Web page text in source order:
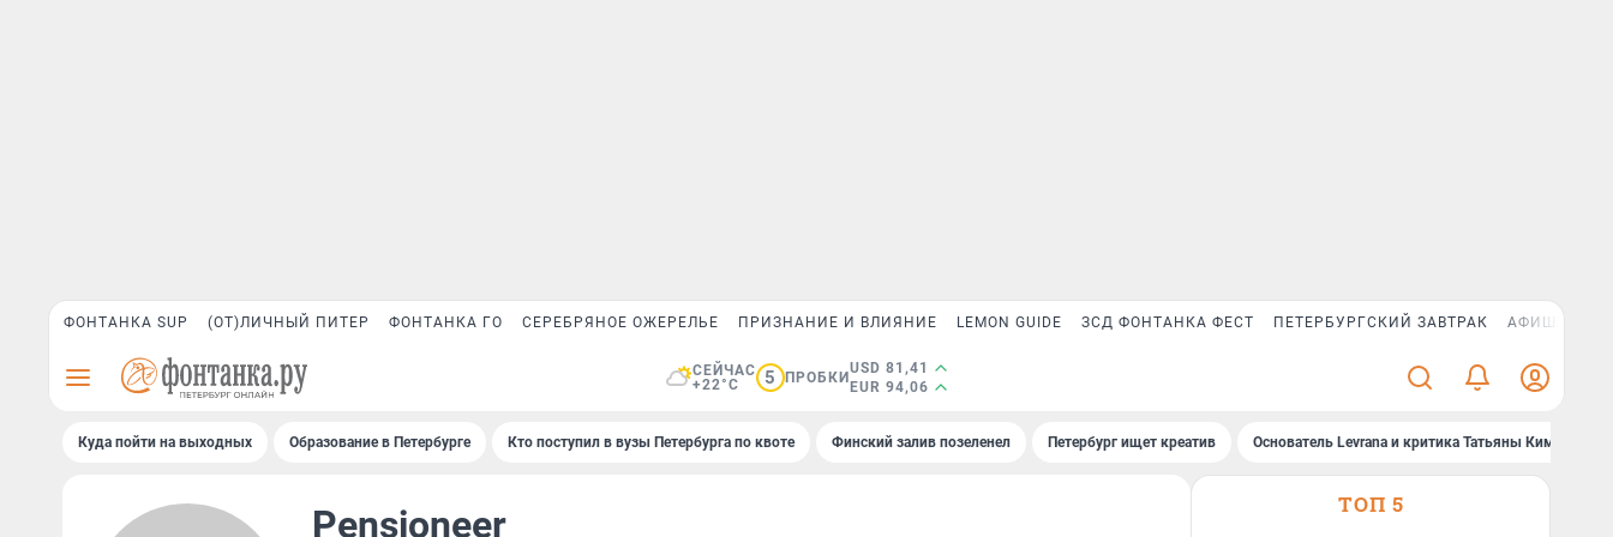
ФОНТАНКА SUP (ОТ)ЛИЧНЫЙ ПИТЕР ФОНТАНКА ГО СЕРЕБРЯНОЕ ОЖЕРЕЛЬЕ ПРИЗНАНИЕ И ВЛИЯНИЕ LEMON GUIDE ЗСД ФОНТАНКА ФЕСТ ПЕТЕРБУРГСКИЙ ЗАВТРАК АФИША PLUS
СЕЙЧАС
+22°C
5 ПРОБКИ
USD 81,41
EUR 94,06
Куда пойти на выходных Образование в Петербурге Кто поступил в вузы Петербурга по квоте Финский залив позеленел Петербург ищет креатив Основатель Levrana и критика Татьяны Ким
Pensioneer ТОП 5